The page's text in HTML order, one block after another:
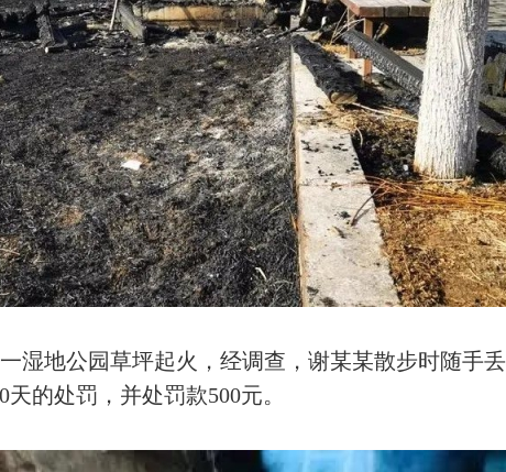
地公园草坪起火，经调查，谢某某散步时随手
的处罚，并处罚款500元。